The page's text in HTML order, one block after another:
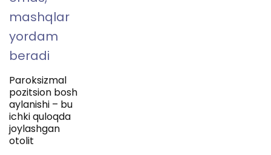
mashqlar
yordam
beradi
Paroksizmal
pozitsion bosh
aylanishi – bu
ichki quloqda
joylashgan
otolit